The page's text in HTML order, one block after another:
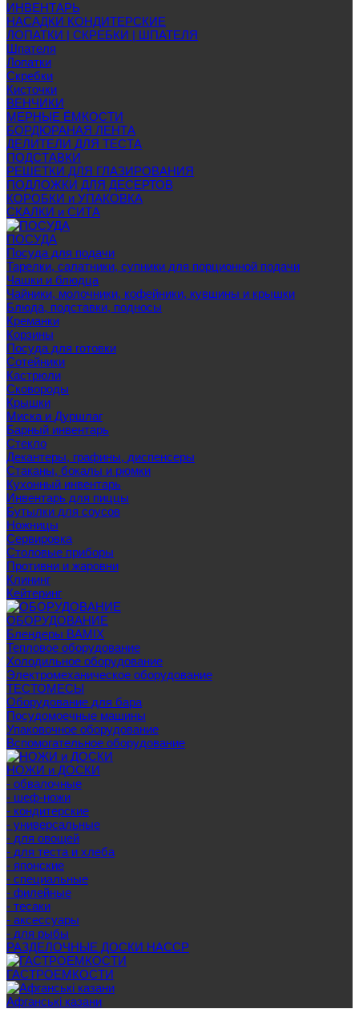
ИНВЕНТАРЬ
НАСАДКИ КОНДИТЕРСКИЕ
ЛОПАТКИ | СКРЕБКИ | ШПАТЕЛЯ
Шпателя
Лопатки
Скребки
Кисточки
ВЕНЧИКИ
МЕРНЫЕ ЁМКОСТИ
БОРДЮРАНАЯ ЛЕНТА
ДЕЛИТЕЛИ ДЛЯ ТЕСТА
ПОДСТАВКИ
РЕШЕТКИ ДЛЯ ГЛАЗИРОВАНИЯ
ПОДЛОЖКИ ДЛЯ ДЕСЕРТОВ
КОРОБКИ и УПАКОВКА
СКАЛКИ и СИТА
ПОСУДА
Посуда для подачи
Тарелки, салатники, супники для порционной подачи
Чашки и блюдца
Чайники, молочники, кофейники, кувшины и крышки
Блюда, подставки, подносы
Креманки
Корзины
Посуда для готовки
Сотейники
Кастрюли
Сковороды
Крышки
Миска и Дуршлаг
Барный инвентарь
Стекло
Декантеры, графины, диспенсеры
Стаканы, бокалы и рюмки
Кухонный инвентарь
Инвентарь для пиццы
Бутылки для соусов
Ножницы
Сервировка
Столовые приборы
Противни и жаровни
Клининг
Кейтеринг
ОБОРУДОВАНИЕ
Блендеры BAMIX
Тепловое оборудование
Холодильное оборудование
Электромеханическое оборудование
ТЕСТОМЕСЫ
Оборудование для бара
Посудомоечные машины
Упаковочное оборудование
Вспомогательное оборудование
НОЖИ и ДОСКИ
- обвалочные
- шеф-ножи
- кондитерские
- универсальные
- для овощей
- для теста и хлеба
- японские
- специальные
- филейные
- тесаки
- аксессуары
- для рыбы
РАЗДЕЛОЧНЫЕ ДОСКИ HACCP
ГАСТРОЕМКОСТИ
Афганські казани